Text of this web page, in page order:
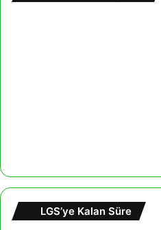
LGS’ye Kalan Süre